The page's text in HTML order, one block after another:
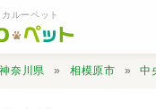
ルーペット
神奈川県 相模原市 中